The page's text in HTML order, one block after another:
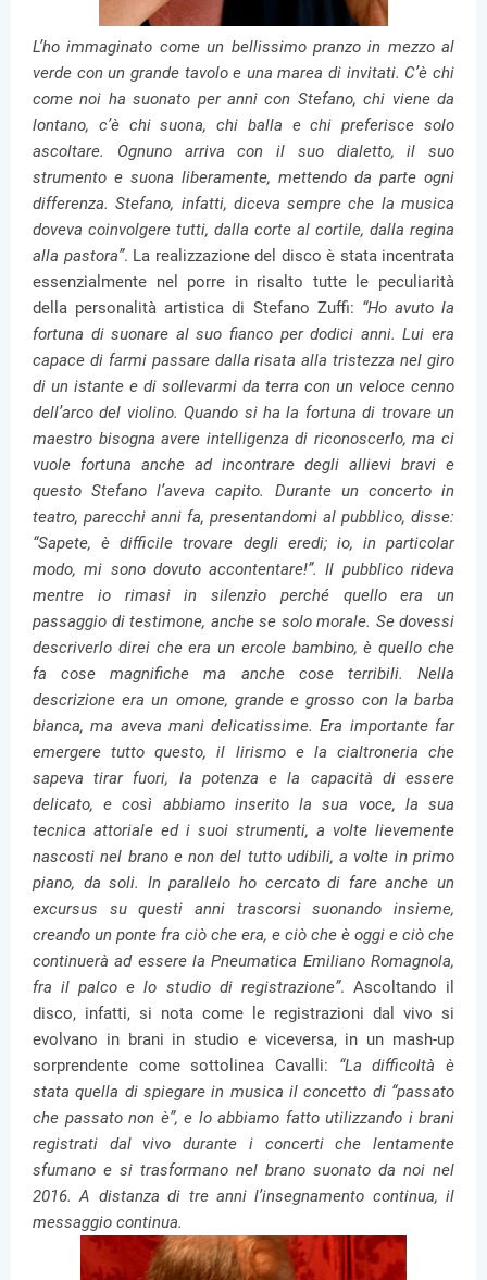
L’ho immaginato come un bellissimo pranzo in mezzo al
verde con un grande tavolo e una marea di invitati. C’è chi
come noi ha suonato per anni con Stefano, chi viene da
lontano, c’è chi suona, chi balla e chi preferisce solo
ascoltare. Ognuno arriva con il suo dialetto, il suo
strumento e suona liberamente, mettendo da parte ogni
differenza. Stefano, infatti, diceva sempre che la musica
doveva coinvolgere tutti, dalla corte al cortile, dalla regina
alla pastora”. La realizzazione del disco è stata incentrata
essenzialmente nel porre in risalto tutte le peculiarità
della personalità artistica di Stefano Zuffi: “Ho avuto la
fortuna di suonare al suo fianco per dodici anni. Lui era
capace di farmi passare dalla risata alla tristezza nel giro
di un istante e di sollevarmi da terra con un veloce cenno
dell’arco del violino. Quando si ha la fortuna di trovare un
maestro bisogna avere intelligenza di riconoscerlo, ma ci
vuole fortuna anche ad incontrare degli allievi bravi e
questo Stefano l’aveva capito. Durante un concerto in
teatro, parecchi anni fa, presentandomi al pubblico, disse:
“Sapete, è difficile trovare degli eredi; io, in particolar
modo, mi sono dovuto accontentare!”. Il pubblico rideva
mentre io rimasi in silenzio perché quello era un
passaggio di testimone, anche se solo morale. Se dovessi
descriverlo direi che era un ercole bambino, è quello che
fa cose magnifiche ma anche cose terribili. Nella
descrizione era un omone, grande e grosso con la barba
bianca, ma aveva mani delicatissime. Era importante far
emergere tutto questo, il lirismo e la cialtroneria che
sapeva tirar fuori, la potenza e la capacità di essere
delicato, e così abbiamo inserito la sua voce, la sua
tecnica attoriale ed i suoi strumenti, a volte lievemente
nascosti nel brano e non del tutto udibili, a volte in primo
piano, da soli. In parallelo ho cercato di fare anche un
excursus su questi anni trascorsi suonando insieme,
creando un ponte fra ciò che era, e ciò che è oggi e ciò che
continuerà ad essere la Pneumatica Emiliano Romagnola,
fra il palco e lo studio di registrazione”. Ascoltando il
disco, infatti, si nota come le registrazioni dal vivo si
evolvano in brani in studio e viceversa, in un mash-up
sorprendente come sottolinea Cavalli: “La difficoltà è
stata quella di spiegare in musica il concetto di “passato
che passato non è”, e lo abbiamo fatto utilizzando i brani
registrati dal vivo durante i concerti che lentamente
sfumano e si trasformano nel brano suonato da noi nel
2016. A distanza di tre anni l’insegnamento continua, il
messaggio continua.